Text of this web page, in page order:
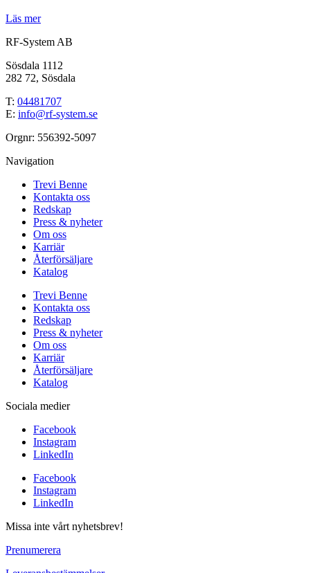
Läs mer
RF-System AB
Sösdala 1112
282 72, Sösdala
T: 04481707
E: info@rf-system.se
Orgnr: 556392-5097
Navigation
Trevi Benne
Kontakta oss
Redskap
Press & nyheter
Om oss
Karriär
Återförsäljare
Katalog
Trevi Benne
Kontakta oss
Redskap
Press & nyheter
Om oss
Karriär
Återförsäljare
Katalog
Sociala medier
Facebook
Instagram
LinkedIn
Facebook
Instagram
LinkedIn
Missa inte vårt nyhetsbrev!
Prenumerera